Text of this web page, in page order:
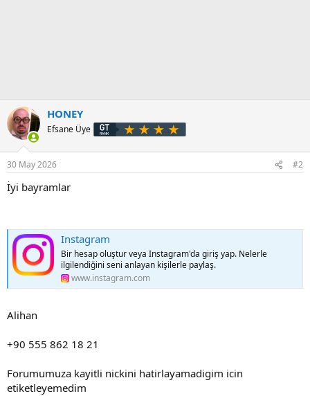
HONEY
Efsane Üye
30 May 2026 #2
İyi bayramlar
Instagram
Bir hesap oluştur veya Instagram'da giriş yap. Nelerle
ilgilendiğini seni anlayan kişilerle paylaş.
www.instagram.com
Alihan
+90 555 862 18 21
Forumumuza kayitli nickini hatirlayamadigim icin
etiketleyemedim